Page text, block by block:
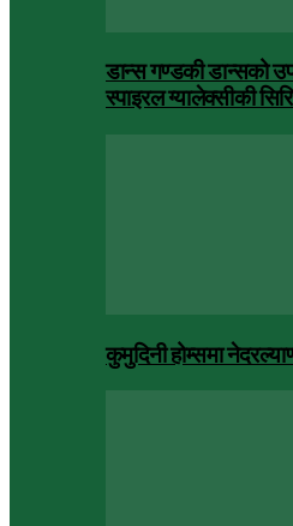
डान्स गण्डकी डान्सको
स्पाइरल ग्यालेक्सीकी
कुमुदिनी होम्समा